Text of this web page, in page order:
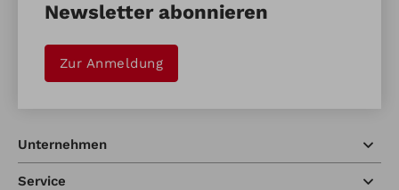
Newsletter abonnieren
Zur Anmeldung
Unternehmen
Service